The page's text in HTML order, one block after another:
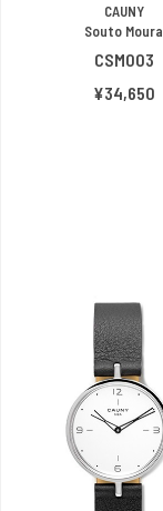
CAUNY
Souto Moura
CSM003
¥34,650